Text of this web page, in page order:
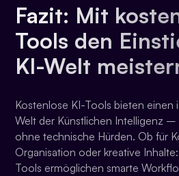
Fazit: Mit
Tools den
KI-Welt
Kostenlose KI-Tools bieten einen
Welt der Künstlichen Intelligenz –
ohne technische Hürden. Ob für
Organisation oder kreative
Tools ermöglichen smarte